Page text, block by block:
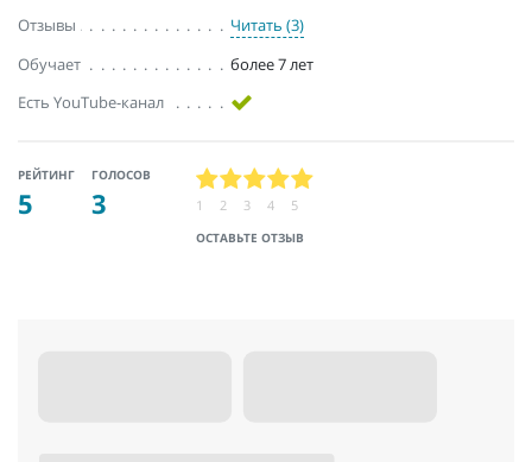
Отзывы
Читать (3)
Обучает
более 7 лет
Есть YouTube-канал
РЕЙТИНГ
5
ГОЛОСОВ
3
ОСТАВЬТЕ ОТЗЫВ
1 2 3 4 5